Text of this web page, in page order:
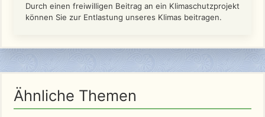
Durch einen freiwilligen Beitrag an ein Klimaschutzprojekt
können Sie zur Entlastung unseres Klimas beitragen.
Ähnliche Themen